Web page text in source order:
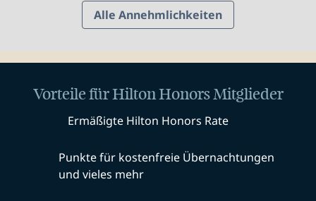
Alle Annehmlichkeiten
Vorteile für Hilton Honors Mitglieder
Ermäßigte Hilton Honors Rate
Punkte für kostenfreie Übernachtungen
und vieles mehr